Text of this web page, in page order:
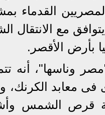
القدماء
مع الانتقال
بأرض الأقصر.
وناسها"، أنه
معابد الكرنك،
قرص الشمس